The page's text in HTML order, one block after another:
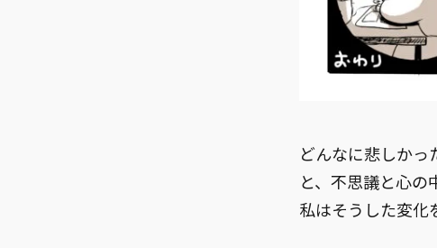
どんなに悲しか
と、不思議と心の
私はそうした変化